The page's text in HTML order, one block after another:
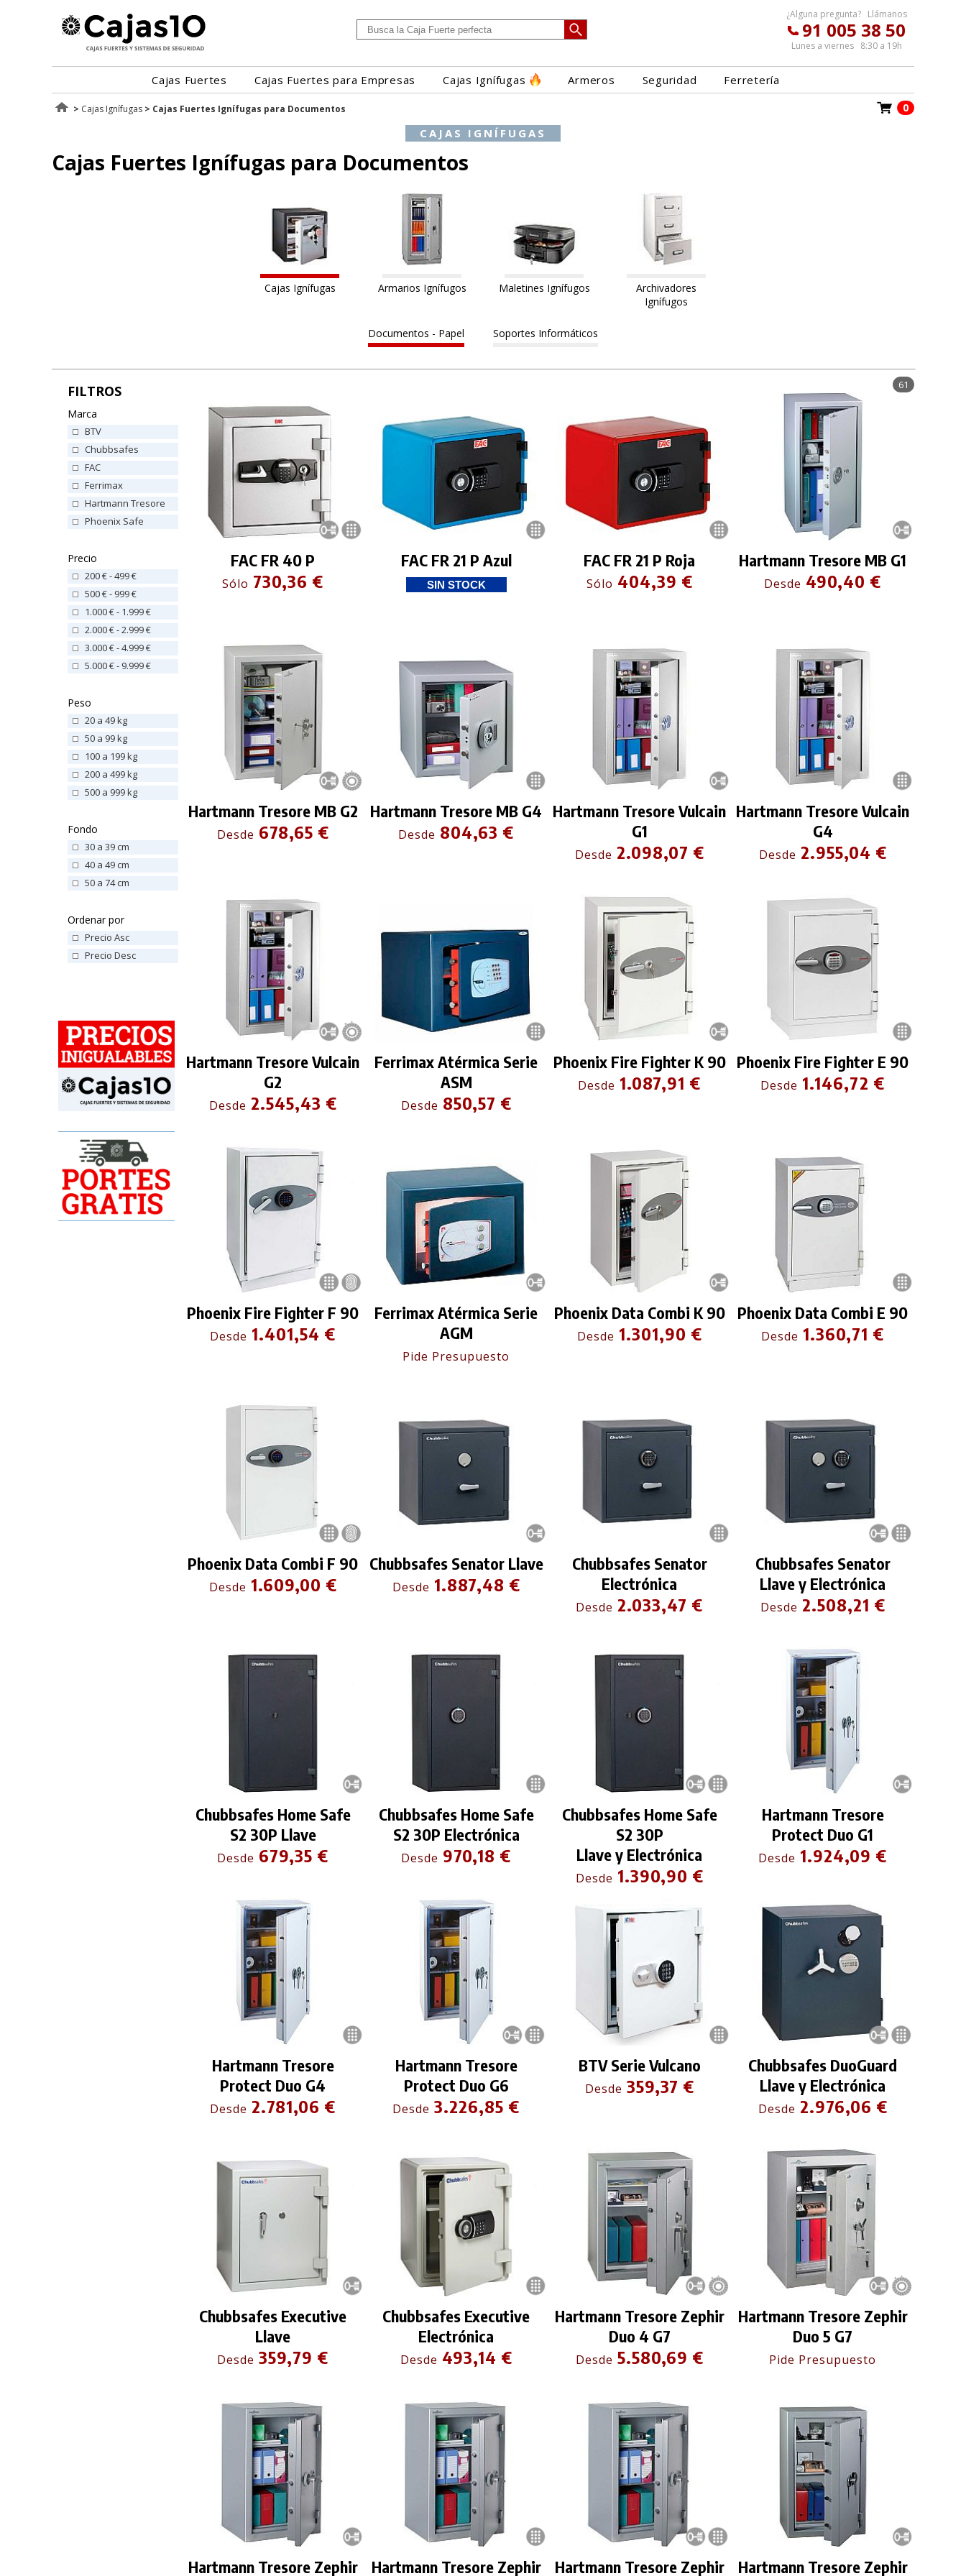
¿Alguna pregunta? Llámanos
91 005 38 50
Lunes a viernes 8:30 a 19h
Cajas Fuertes Cajas Fuertes para Empresas Cajas Ignífugas Armeros Seguridad Ferretería
> Cajas Ignífugas > Cajas Fuertes Ignífugas para Documentos 0
CAJAS IGNÍFUGAS
Cajas Fuertes Ignífugas para Documentos
Cajas Ignífugas Armarios Ignífugos Maletines Ignífugos
Archivadores
Ignífugos
Documentos - Papel Soportes Informáticos
FILTROS
Marca
BTV
Chubbsafes
FAC
Ferrimax
Hartmann Tresore
Phoenix Safe
Precio
200 € - 499 €
500 € - 999 €
1.000 € - 1.999 €
2.000 € - 2.999 €
3.000 € - 4.999 €
5.000 € - 9.999 €
Peso
20 a 49 kg
50 a 99 kg
100 a 199 kg
200 a 499 kg
500 a 999 kg
Fondo
30 a 39 cm
40 a 49 cm
50 a 74 cm
Ordenar por
Precio Asc
Precio Desc
61
FAC FR 40 P
Sólo 730,36 €
FAC FR 21 P Azul
SIN STOCK
FAC FR 21 P Roja
Sólo 404,39 €
Hartmann Tresore MB G1
Desde 490,40 €
Hartmann Tresore MB G2
Desde 678,65 €
Hartmann Tresore MB G4
Desde 804,63 €
Hartmann Tresore Vulcain
G1
Desde 2.098,07 €
Hartmann Tresore Vulcain
G4
Desde 2.955,04 €
Hartmann Tresore Vulcain
G2
Desde 2.545,43 €
Ferrimax Atérmica Serie
ASM
Desde 850,57 €
Phoenix Fire Fighter K 90
Desde 1.087,91 €
Phoenix Fire Fighter E 90
Desde 1.146,72 €
Phoenix Fire Fighter F 90
Desde 1.401,54 €
Ferrimax Atérmica Serie
AGM
Pide Presupuesto
Phoenix Data Combi K 90
Desde 1.301,90 €
Phoenix Data Combi E 90
Desde 1.360,71 €
Phoenix Data Combi F 90
Desde 1.609,00 €
Chubbsafes Senator Llave
Desde 1.887,48 €
Chubbsafes Senator
Electrónica
Desde 2.033,47 €
Chubbsafes Senator
Llave y Electrónica
Desde 2.508,21 €
Chubbsafes Home Safe
S2 30P Llave
Desde 679,35 €
Chubbsafes Home Safe
S2 30P Electrónica
Desde 970,18 €
Chubbsafes Home Safe
S2 30P
Llave y Electrónica
Desde 1.390,90 €
Hartmann Tresore
Protect Duo G1
Desde 1.924,09 €
Hartmann Tresore
Protect Duo G4
Desde 2.781,06 €
Hartmann Tresore
Protect Duo G6
Desde 3.226,85 €
BTV Serie Vulcano
Desde 359,37 €
Chubbsafes DuoGuard
Llave y Electrónica
Desde 2.976,06 €
Chubbsafes Executive
Llave
Desde 359,79 €
Chubbsafes Executive
Electrónica
Desde 493,14 €
Hartmann Tresore Zephir
Duo 4 G7
Desde 5.580,69 €
Hartmann Tresore Zephir
Duo 5 G7
Pide Presupuesto
Hartmann Tresore Zephir Hartmann Tresore Zephir Hartmann Tresore Zephir Hartmann Tresore Zephir